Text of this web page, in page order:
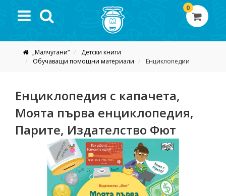
0
„Малчугани“
Детски книги
Обучаващи помощни материали
Енциклопедии
Енциклопедия с капачета,
Моята първа енциклопедия,
Парите, Издателство Фют